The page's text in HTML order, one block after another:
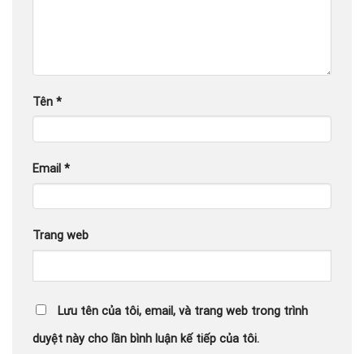
Tên *
Email *
Trang web
Lưu tên của tôi, email, và trang web trong trình
duyệt này cho lần bình luận kế tiếp của tôi.